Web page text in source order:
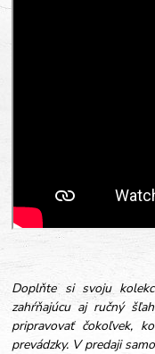
Doplňte si svoju
zahŕňajúcu aj ručný
pripravovať čokoľvek,
prevádzky. V predaji